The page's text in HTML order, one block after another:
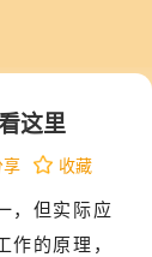
这里
享 收藏
，但实际应
的原理，